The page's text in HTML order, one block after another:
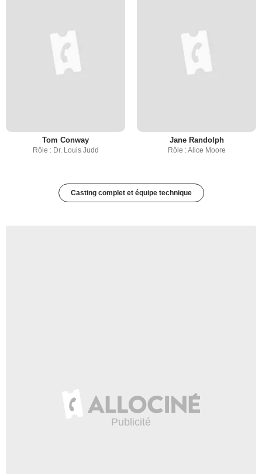
Tom Conway
Rôle : Dr. Louis Judd
Jane Randolph
Rôle : Alice Moore
Casting complet et équipe technique